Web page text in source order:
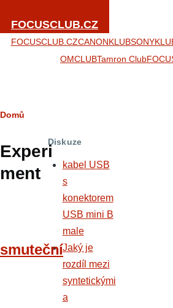
FOCUSCLUB.CZ
FOCUSCLUB.CZCANONKLUB
OMCLUBTamron Club
Drobečková
navigace
Domů
Experi
ment
smuteční
Diskuze
kabel USB
s
konektorem
USB mini B
male
Jaký je
rozdíl mezi
syntetickými
a